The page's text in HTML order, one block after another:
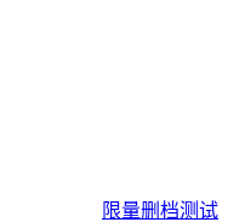
限量删档测试